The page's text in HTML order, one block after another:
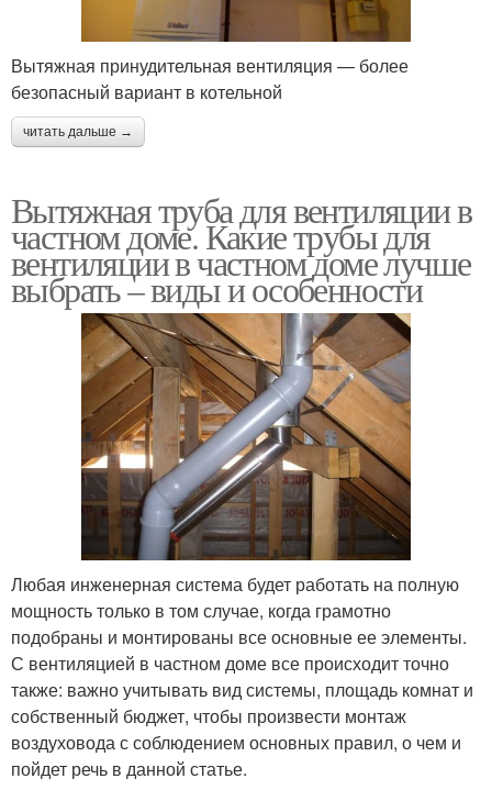
Вытяжная принудительная вентиляция — более
безопасный вариант в котельной
читать дальше →
Вытяжная труба для вентиляции в
частном доме. Какие трубы для
вентиляции в частном доме лучше
выбрать – виды и особенности
Любая инженерная система будет работать на полную
мощность только в том случае, когда грамотно
подобраны и монтированы все основные ее элементы.
С вентиляцией в частном доме все происходит точно
также: важно учитывать вид системы, площадь комнат и
собственный бюджет, чтобы произвести монтаж
воздуховода с соблюдением основных правил, о чем и
пойдет речь в данной статье.